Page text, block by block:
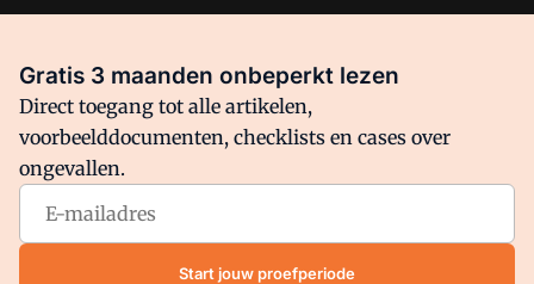
Facebook
Arbo is onderdeel van VMN media. Lees inons manifestwaar
VMN media voor staat. Op gebruik van deze site zijn de
volgende regelingen van toepassing:Algemene Voorwaarden
Privacy en Cookie beleid|Privacy instellingen
Gratis 3 maanden onbeperkt lezen
Direct toegang tot alle artikelen,
voorbeelddocumenten, checklists en cases over
ongevallen.
Start jouw proefperiode